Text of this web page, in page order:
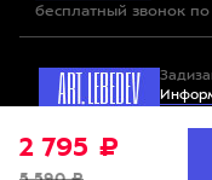
бесплатный звонок по
Все права защищены.
Мы используем файлы
файлов cookie
2 795 ₽